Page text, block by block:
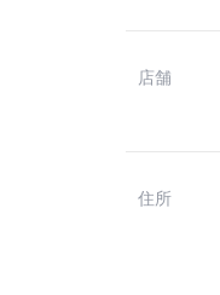
店舗
住所